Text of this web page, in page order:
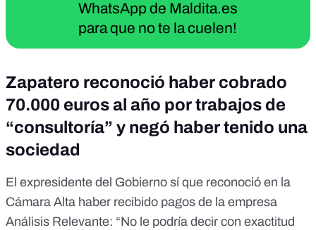
WhatsApp de Maldita.es
para que no te la cuelen!
Zapatero reconoció haber cobrado
70.000 euros al año por trabajos de
“consultoría” y negó haber tenido una
sociedad
El expresidente del Gobierno sí que reconoció en la
Cámara Alta haber recibido pagos de la empresa
Análisis Relevante: “No le podría decir con exactitud